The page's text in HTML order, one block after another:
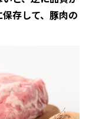
存して、豚肉の